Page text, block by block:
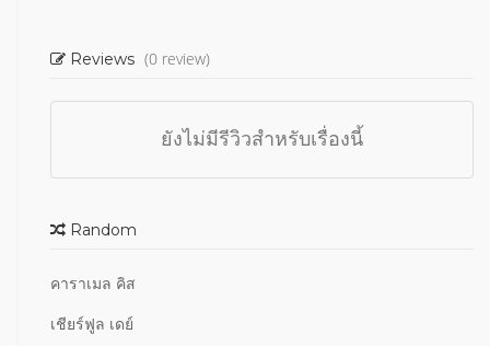
Reviews (0 review)
ยังไม่มีรีวิวสำหรับเรื่องนี้
Random
คาราเมล คิส
เชียร์ฟูล เดย์